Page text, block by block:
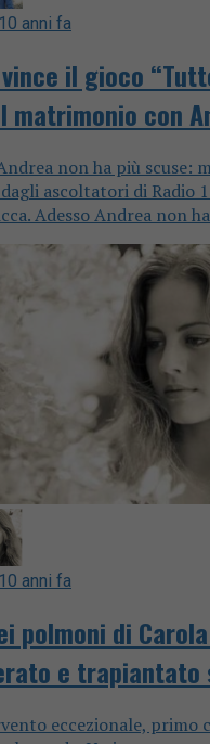
10 anni fa
il gioco
matrimonio con
non ha più scuse:
ascoltatori di Radio
Adesso Andrea non
10 anni fa
polmoni di
e trapiantato
eccezionale, primo